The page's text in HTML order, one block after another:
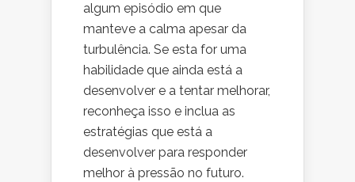
algum episódio em que
manteve a calma apesar da
turbulência. Se esta for uma
habilidade que ainda está a
desenvolver e a tentar melhorar,
reconheça isso e inclua as
estratégias que está a
desenvolver para responder
melhor à pressão no futuro.